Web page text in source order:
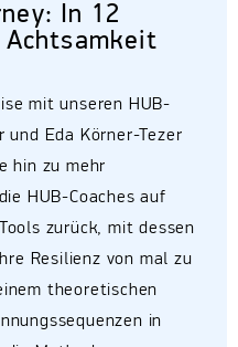
In 12
mit unseren HUB-
und Eda Körner-Tezer
hin zu mehr
HUB-Coaches auf
zurück, mit dessen
Resilienz von mal zu
theoretischen
in